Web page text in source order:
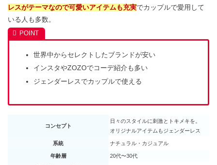
レスがテーマなので可愛いアイテムも充実でカップルで愛用して
いる人も多数。
世界中からセレクトしたブランドが安い
インスタやZOZOでコーデ紹介も多い
ジェンダーレスでカップルで使える
コンセプト
日々のスタイルに刺激とトキメキを。
オリジナルアイテムもジェンダーレス
系統 ナチュラル・カジュアル
年齢層 20代〜30代